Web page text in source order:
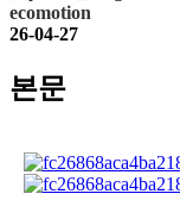
ecomotion
26-04-27
본문